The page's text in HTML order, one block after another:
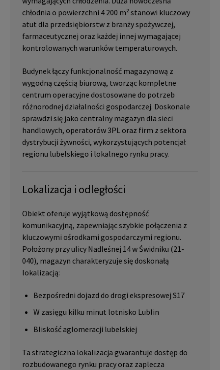
chłodnia o powierzchni 4 200 m² stanowi kluczowy
atut dla przedsiębiorstw z branży spożywczej,
farmaceutycznej oraz każdej innej wymagającej
kontrolowanych warunków temperaturowych.
Budynek łączy funkcjonalność magazynową z
wygodną częścią biurową, tworząc kompletne
centrum operacyjne dostosowane do potrzeb
różnorodnej działalności gospodarczej. Doskonale
sprawdzi się jako centralny magazyn dla sieci
handlowych, operatorów 3PL oraz firm z sektora
dystrybucji żywności, wykorzystujących potencjał
regionu lubelskiego i lokalnego rynku pracy.
Lokalizacja i odległości
Obiekt oferuje wyjątkową dostępność
komunikacyjną, zapewniając szybkie połączenia z
kluczowymi ośrodkami gospodarczymi regionu.
Położony przy ulicy Nadleśnej 14 w Świdniku (21-
040), magazyn charakteryzuje się doskonałą
lokalizacją:
Bezpośredni dojazd do drogi ekspresowej S17
W zasięgu kilku minut lotnisko Lublin
Bliskość aglomeracji lubelskiej
Ta strategiczna lokalizacja gwarantuje dostęp do
rozbudowanego rynku pracy oraz zaplecza